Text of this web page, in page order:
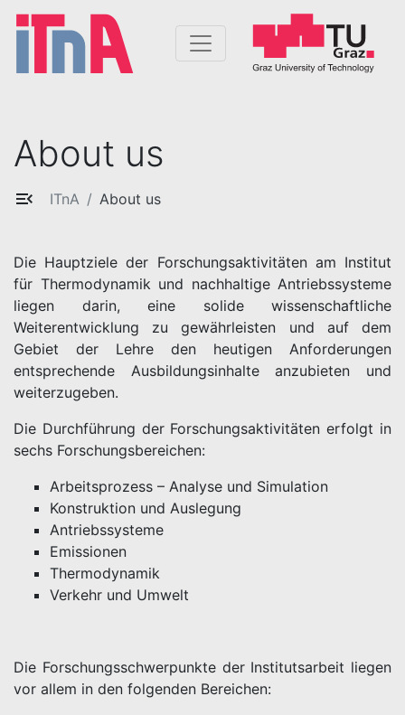
About us
ITnA About us
Die Hauptziele der Forschungsaktivitäten am Institut
für Thermodynamik und nachhaltige Antriebssysteme
liegen darin, eine solide wissenschaftliche
Weiterentwicklung zu gewährleisten und auf dem
Gebiet der Lehre den heutigen Anforderungen
entsprechende Ausbildungsinhalte anzubieten und
weiterzugeben.
Die Durchführung der Forschungsaktivitäten erfolgt in
sechs Forschungsbereichen:
Arbeitsprozess – Analyse und Simulation
Konstruktion und Auslegung
Antriebssysteme
Emissionen
Thermodynamik
Verkehr und Umwelt
Die Forschungsschwerpunkte der Institutsarbeit liegen
vor allem in den folgenden Bereichen: